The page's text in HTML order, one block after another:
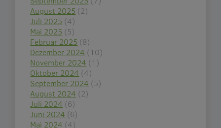
August 2025 (2)
Juli 2025 (4)
Mai 2025 (5)
Februar 2025 (8)
Dezember 2024 (10)
November 2024 (1)
Oktober 2024 (4)
September 2024 (5)
August 2024 (2)
Juli 2024 (6)
Juni 2024 (6)
Mai 2024 (4)